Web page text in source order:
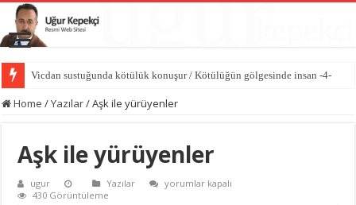
Vicdan sustuğunda kötülük konuşur / Kötülüğün gölgesinde insan -4-
Hasedin ilk cinayeti / Kötülüğün gölgesinde insan -3-
Home /Yazılar/Aşk ile yürüyenler
Aşk ile yürüyenler
ugur Yazılar
Aşk
yorumlar kapalı
430 Görüntüleme